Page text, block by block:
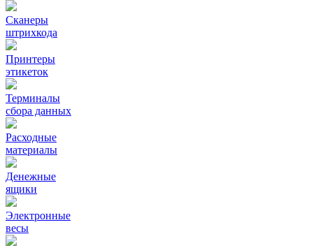
Сканеры
штрихкода
Принтеры
этикеток
Терминалы
сбора данных
Расходные
материалы
Денежные
ящики
Электронные
весы